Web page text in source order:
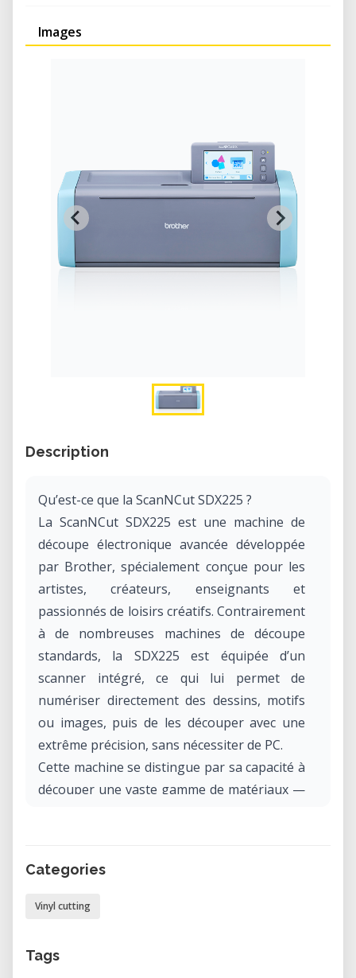
Images
Description
Qu’est-ce que la ScanNCut SDX225 ?
La ScanNCut SDX225 est une machine de
découpe électronique avancée développée
par Brother, spécialement conçue pour les
artistes, créateurs, enseignants et
passionnés de loisirs créatifs. Contrairement
à de nombreuses machines de découpe
standards, la SDX225 est équipée d’un
scanner intégré, ce qui lui permet de
numériser directement des dessins, motifs
ou images, puis de les découper avec une
extrême précision, sans nécessiter de PC.
Cette machine se distingue par sa capacité à
découper une vaste gamme de matériaux —
fluide et accessible aux débutants comme
aux utilisateurs avancés.
notre laboratoire ?
Categories
Vinyl cutting
Tags